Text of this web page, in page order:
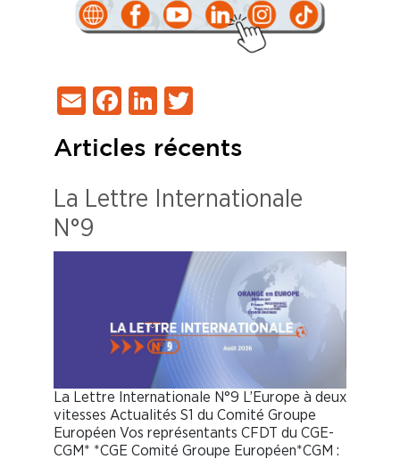
EmailFacebook
LinkedIn
Articles récents
La Lettre Internationale
N°9
La Lettre Internationale N°9 L’Europe à deux
vitesses Actualités S1 du Comité Groupe
Européen Vos représentants CFDT du CGE-
CGM* *CGE Comité Groupe Européen*CGM :